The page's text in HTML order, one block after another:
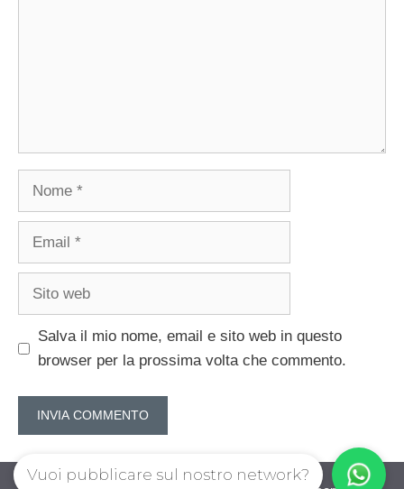
Nome
Email
Sito
Salva il mio nome, email e sito web in questo
browser per la prossima volta che commento.
Vuoi pubblicare sul nostro network?